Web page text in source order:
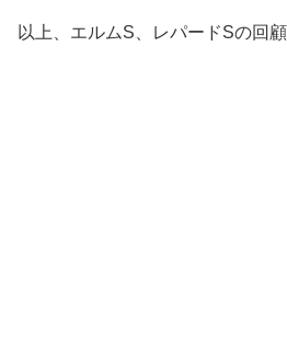
以上、エルムS、レパードSの回顧